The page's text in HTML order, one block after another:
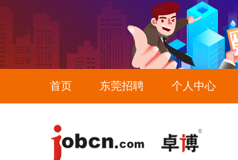
首页 东莞招聘 个人中心